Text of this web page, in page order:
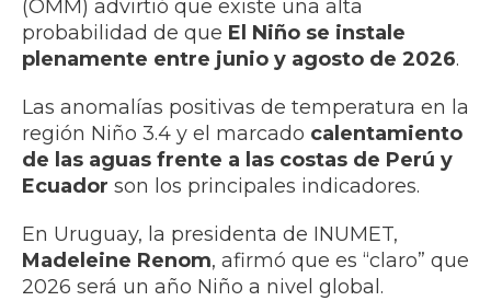
(OMM) advirtió que existe una alta
probabilidad de que El Niño se instale
plenamente entre junio y agosto de 2026.
Las anomalías positivas de temperatura en la
región Niño 3.4 y el marcado calentamiento
de las aguas frente a las costas de Perú y
Ecuador son los principales indicadores.
En Uruguay, la presidenta de INUMET,
Madeleine Renom, afirmó que es “claro” que
2026 será un año Niño a nivel global.